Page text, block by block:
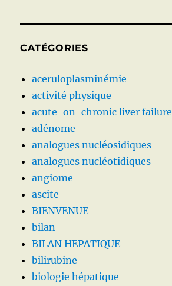
CATÉGORIES
aceruloplasminémie
activité physique
acute-on-chronic liver failure
adénome
analogues nucléosidiques
analogues nucléotidiques
angiome
ascite
BIENVENUE
bilan
BILAN HEPATIQUE
bilirubine
biologie hépatique